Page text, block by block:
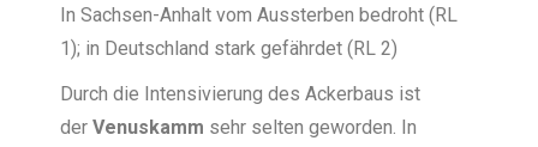
In Sachsen-Anhalt vom Aussterben bedroht (RL
1); in Deutschland stark gefährdet (RL 2)
Durch die Intensivierung des Ackerbaus ist
der Venuskamm sehr selten geworden. In